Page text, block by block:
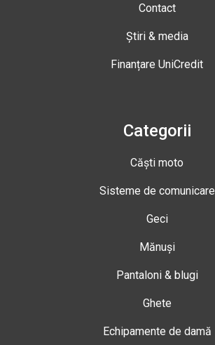
Contact
Știri & media
Finanțare UniCredit
Categorii
Căști moto
Sisteme de comunicare
Geci
Mănuși
Pantaloni & blugi
Ghete
Echipamente de damă